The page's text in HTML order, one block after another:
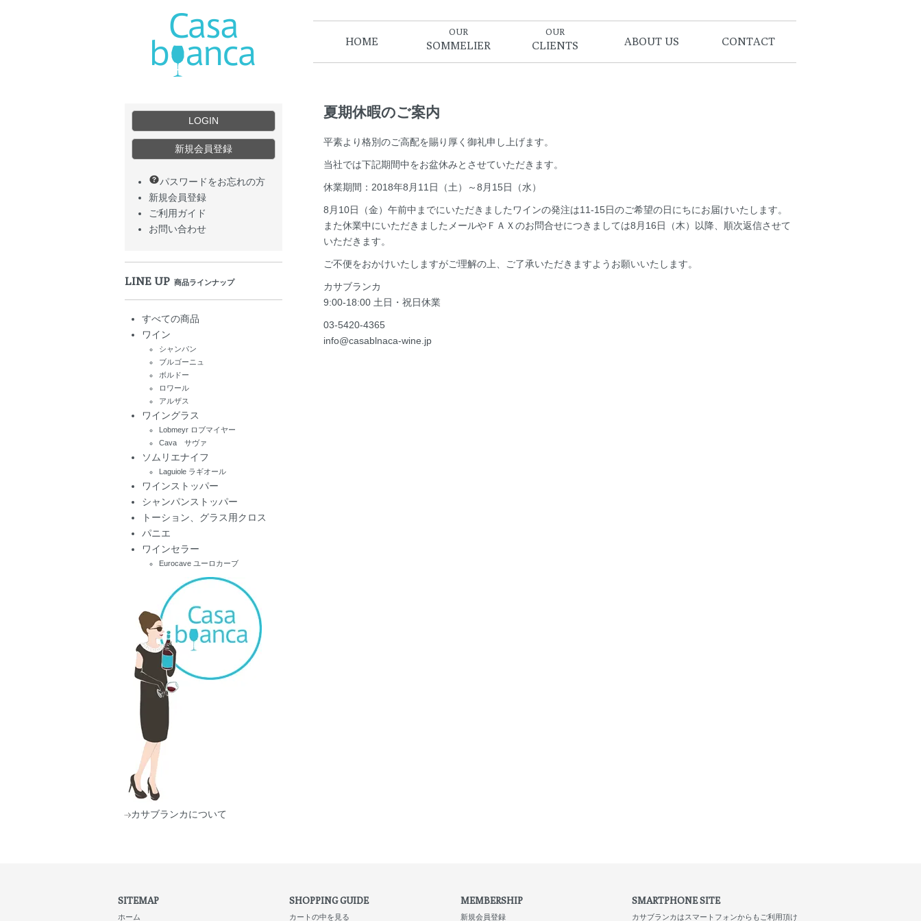
HOME
OUR
SOMMELIER
OUR
CLIENTS ABOUT US CONTACT
夏期休暇のご案内
平素より格別のご高配を賜り厚く御礼申し上げます。
当社では下記期間中をお盆休みとさせていただきます。
休業期間：2018年8月11日（土）～8月15日（水）
8月10日（金）午前中までにいただきましたワインの発注は11-15日のご希望の日にちにお届けいたします。
また休業中にいただきましたメールやＦＡＸのお問合せにつきましては8月16日（木）以降、順次返信させて
いただきます。
ご不便をおかけいたしますがご理解の上、ご了承いただきますようお願いいたします。
カサブランカ
9:00-18:00 土日・祝日休業
03-5420-4365
info@casablnaca-wine.jp
LOGIN
新規会員登録
パスワードをお忘れの方
新規会員登録
ご利用ガイド
お問い合わせ
LINE UP 商品ラインナップ
すべての商品
ワイン
シャンパン
ブルゴーニュ
ボルドー
ロワール
アルザス
ワイングラス
Lobmeyr ロブマイヤー
Cava サヴァ
ソムリエナイフ
Laguiole ラギオール
ワインストッパー
シャンパンストッパー
トーション、グラス用クロス
パニエ
ワインセラー
Eurocave ユーロカーブ
カサブランカについて
SITEMAP
ホーム
SHOPPING GUIDE
カートの中を見る
MEMBERSHIP
新規会員登録
SMARTPHONE SITE
カサブランカはスマートフォンからもご利用頂け